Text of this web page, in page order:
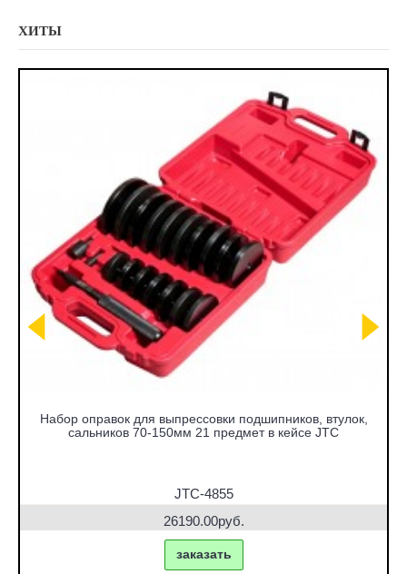
ХИТЫ
Набор оправок для выпрессовки подшипников, втулок,
сальников 70-150мм 21 предмет в кейсе JTC
JTC-4855
26190.00руб.
заказать